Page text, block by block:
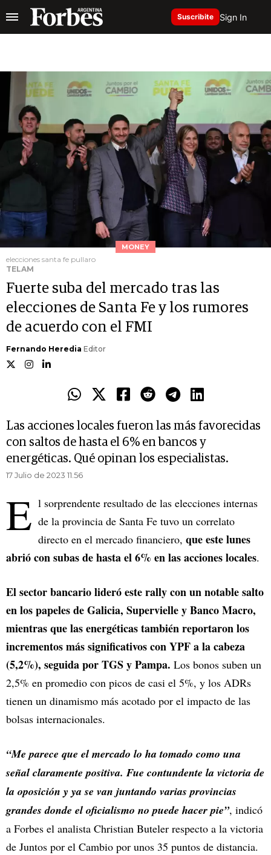
Suscribite Sign In
MONEY
elecciones santa fe pullaro
TELAM
Fuerte suba del mercado tras las
elecciones de Santa Fe y los rumores
de acuerdo con el FMI
Fernando Heredia Editor
Las acciones locales fueron las más favorecidas
con saltos de hasta el 6% en bancos y
energéticas. Qué opinan los especialistas.
17 Julio de 2023 11.56
E l sorprendente resultado de las elecciones internas
de la provincia de Santa Fe tuvo un correlato
directo en el mercado financiero, que este lunes
abrió con subas de hasta el 6% en las acciones locales.
El sector bancario lideró este rally con un notable salto
en los papeles de Galicia, Supervielle y Banco Macro,
mientras que las energéticas también reportaron los
incrementos más significativos con YPF a la cabeza
(5,2%), seguida por TGS y Pampa. Los bonos suben un
2,5% en promedio con picos de casi el 5%, y los ADRs
tienen un dinamismo más acotado por el impacto de las
bolsas internacionales.
“Me parece que el mercado lo ha tomado como una
señal claramente positiva. Fue contundente la victoria de
la oposición y ya se van juntando varias provincias
grandes donde el oficialismo no puede hacer pie”, indicó
a Forbes el analista Christian Buteler respecto a la victoria
de Juntos por el Cambio por unos 35 puntos de distancia.